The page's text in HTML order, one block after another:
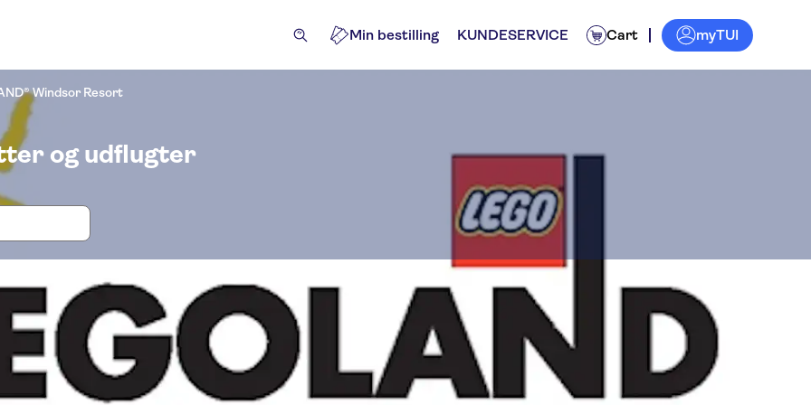
Min bestilling KUNDESERVICE Cart myTUI
Windsor Resort
og udflugter
og billetter til LEGOLAND® Windsor Resort
for de lokale Aktiviteter Billetter og arrangementer